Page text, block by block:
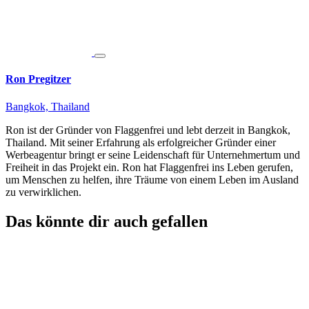
Ron Pregitzer
Bangkok, Thailand
Ron ist der Gründer von Flaggenfrei und lebt derzeit in Bangkok,
Thailand. Mit seiner Erfahrung als erfolgreicher Gründer einer
Werbeagentur bringt er seine Leidenschaft für Unternehmertum und
Freiheit in das Projekt ein. Ron hat Flaggenfrei ins Leben gerufen,
um Menschen zu helfen, ihre Träume von einem Leben im Ausland
zu verwirklichen.
Das könnte dir auch gefallen